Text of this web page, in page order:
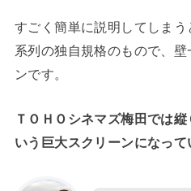
すごく簡単に説明してしま
系列の独自規格のもので、
ンです。
ＴＯＨＯシネマズ梅田では
いう巨大スクリーンになって